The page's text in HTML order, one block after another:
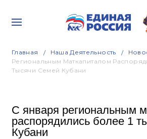
Главная Наша Деятельность
Региональным Маткапиталом
Тысячи Семей Кубани
С января региональным
распорядились более 1
Кубани